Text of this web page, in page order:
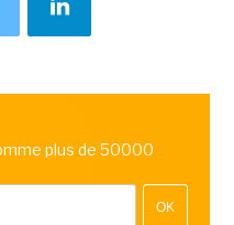
plus de 50000
OK